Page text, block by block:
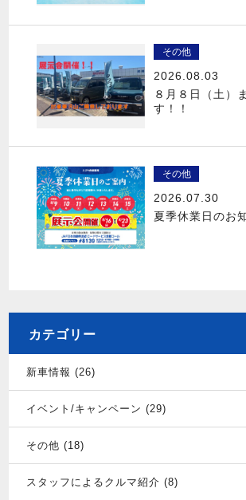
その他
2026.08.03
８月８日（土）
す！！
その他
2026.07.30
夏季休業日のお
カテゴリー
新車情報 (26)
イベント/キャンペーン (29)
その他 (18)
スタッフによるクルマ紹介 (8)